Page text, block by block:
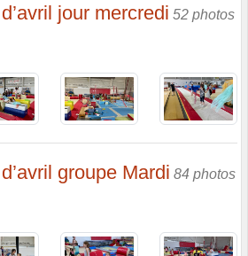
jour mercredi 52 photos
groupe Mardi 84 photos